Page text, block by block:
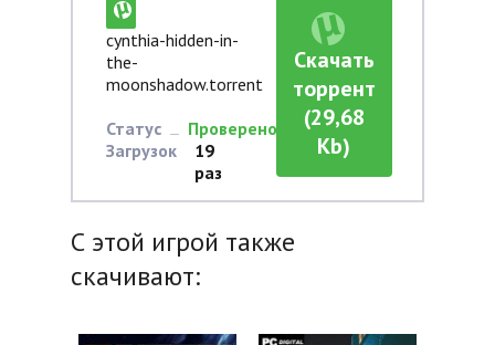
cynthia-hidden-in-
the-
moonshadow.torrent
Статус
Проверено
Загрузок
19
раз
Скачать
торрент
(29,68
Kb)
С этой игрой также
скачивают: